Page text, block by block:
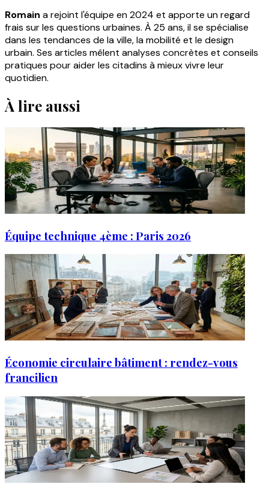
Romain a rejoint l'équipe en 2024 et apporte un regard
frais sur les questions urbaines. À 25 ans, il se spécialise
dans les tendances de la ville, la mobilité et le design
urbain. Ses articles mêlent analyses concrètes et conseils
pratiques pour aider les citadins à mieux vivre leur
quotidien.
À lire aussi
Équipe technique 4ème : Paris 2026
Économie circulaire bâtiment : rendez-vous
francilien